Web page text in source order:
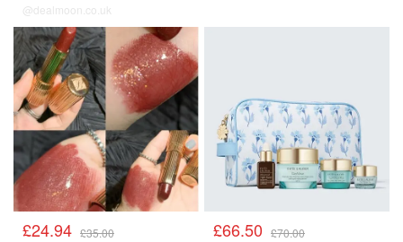
@dealmoon.co.uk
正价产品85折
£24.94 £35.00 £66.50 £70.00